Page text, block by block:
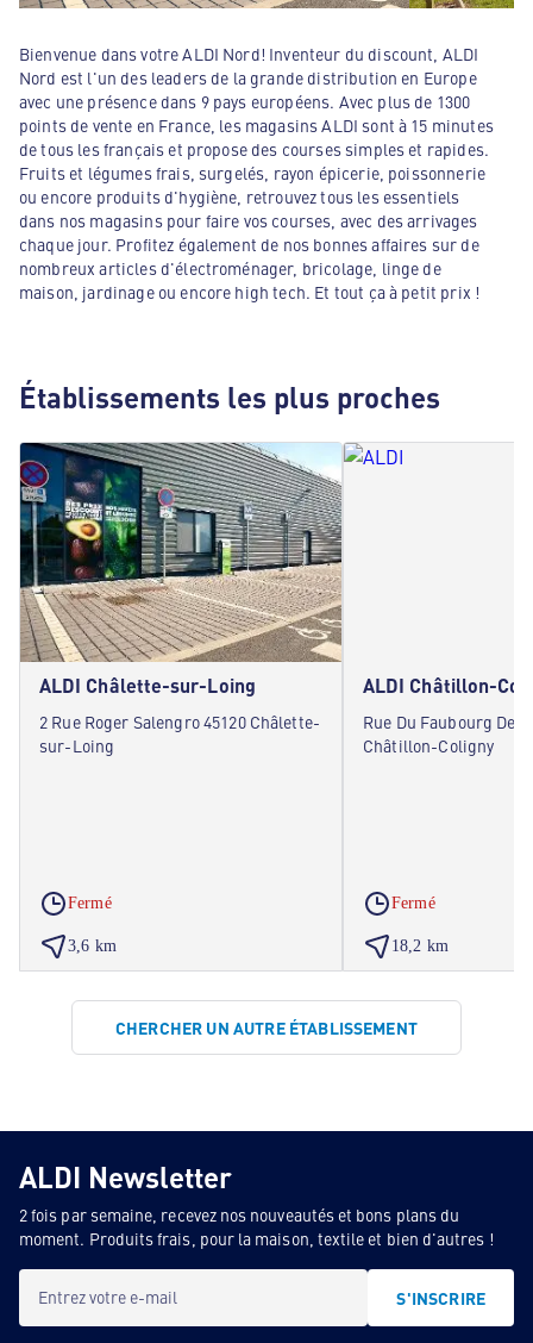
Bienvenue dans votre ALDI Nord! Inventeur du discount, ALDI
Nord est l'un des leaders de la grande distribution en Europe
avec une présence dans 9 pays européens. Avec plus de 1300
points de vente en France, les magasins ALDI sont à 15 minutes
de tous les français et propose des courses simples et rapides.
Fruits et légumes frais, surgelés, rayon épicerie, poissonnerie
ou encore produits d'hygiène, retrouvez tous les essentiels
dans nos magasins pour faire vos courses, avec des arrivages
chaque jour. Profitez également de nos bonnes affaires sur de
nombreux articles d'électroménager, bricolage, linge de
maison, jardinage ou encore high tech. Et tout ça à petit prix !
Établissements les plus proches
ALDI Châlette-sur-Loing
2 Rue Roger Salengro 45120 Châlette-
sur-Loing
Fermé
3,6 km
ALDI Châtillon-
Rue Du Faubourg De
Châtillon-Coligny
Fermé
18,2 km
CHERCHER UN AUTRE ÉTABLISSEMENT
ALDI Newsletter
2 fois par semaine, recevez nos nouveautés et bons plans du
moment. Produits frais, pour la maison, textile et bien d'autres !
Entrez votre e-mail S'INSCRIRE